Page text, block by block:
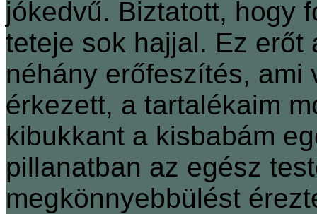
jókedvű. Biztatott, hogy
teteje sok hajjal. Ez erőt
néhány erőfeszítés, ami
érkezett, a tartalékaim
kibukkant a kisbabám
pillanatban az egész
megkönnyebbülést